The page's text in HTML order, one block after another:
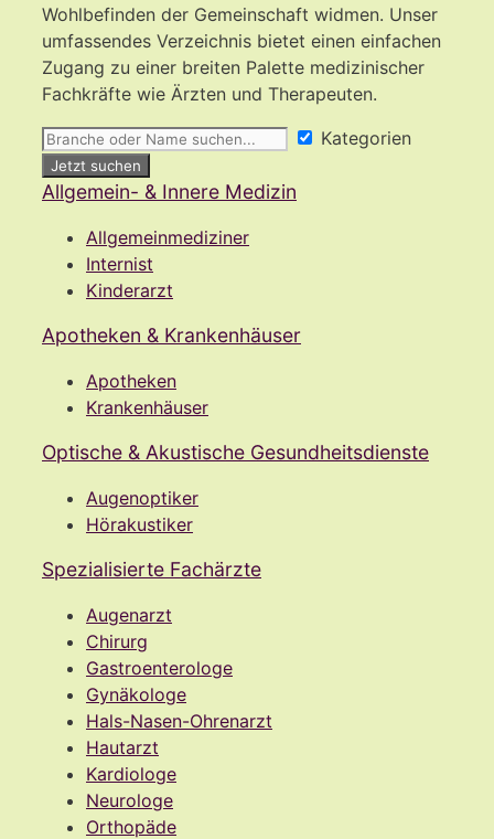
Wohlbefinden der Gemeinschaft widmen. Unser
umfassendes Verzeichnis bietet einen einfachen
Zugang zu einer breiten Palette medizinischer
Fachkräfte wie Ärzten und Therapeuten.
Kategorien
Jetzt suchen
Allgemein- & Innere Medizin
Allgemeinmediziner
Internist
Kinderarzt
Apotheken & Krankenhäuser
Apotheken
Krankenhäuser
Optische & Akustische Gesundheitsdienste
Augenoptiker
Hörakustiker
Spezialisierte Fachärzte
Augenarzt
Chirurg
Gastroenterologe
Gynäkologe
Hals-Nasen-Ohrenarzt
Hautarzt
Kardiologe
Neurologe
Orthopäde